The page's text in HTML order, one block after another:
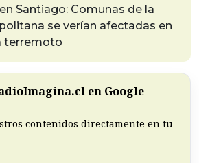
Santiago: Comunas de la
se verían afectadas en
terremoto
en Google
contenidos directamente en tu